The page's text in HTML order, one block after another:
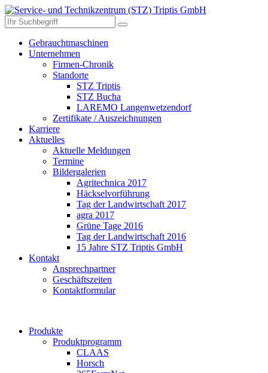
Gebrauchtmaschinen
Unternehmen
Firmen-Chronik
Standorte
STZ Triptis
STZ Bucha
LAREMO Langenwetzendorf
Zertifikate / Auszeichnungen
Karriere
Aktuelles
Aktuelle Meldungen
Termine
Bildergalerien
Agritechnica 2017
Häckselvorführung
Tag der Landwirtschaft 2017
agra 2017
Grüne Tage 2016
Tag der Landwirtschaft 2016
15 Jahre STZ Triptis GmbH
Kontakt
Ansprechpartner
Geschäftszeiten
Kontaktformular
Produkte
Produktprogramm
CLAAS
Horsch